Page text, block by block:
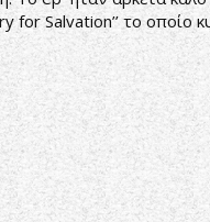
Salvation’’ το οποίο